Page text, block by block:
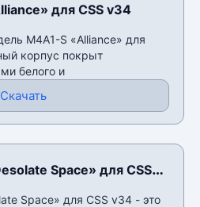
для CSS v34
M4A1-S «Alliance» для
корпус покрыт
белого и
Скачать
Space» для CSS
Space» для CSS v34 - это